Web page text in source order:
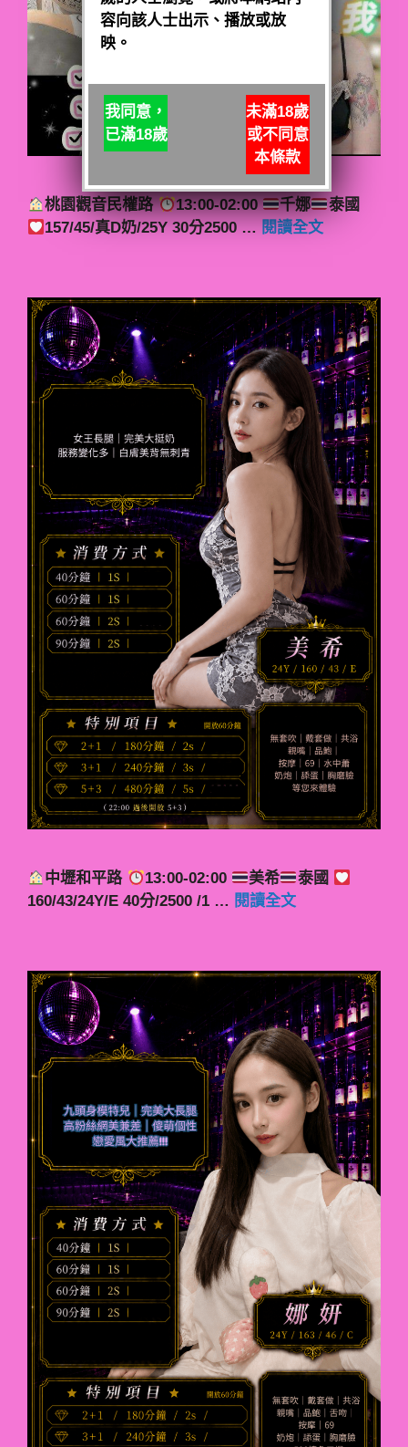
桃園觀音民權路 13:00-02:00 千娜
泰國
157/45/真D奶/25Y 30分2500 …閱讀全文
中壢和平路 13:00-02:00 美希
泰國
160/43/24Y/E 40分/2500 /1 … 閱讀全文
容向該人士出示、播放或放
映。
我同意，
已滿18歲
未滿18歲
或不同意
本條款